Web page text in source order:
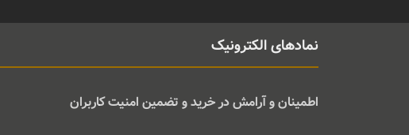
نمادهای الکترونیک
اطمینان و آرامش در خرید و تضمین امنیت کاربران